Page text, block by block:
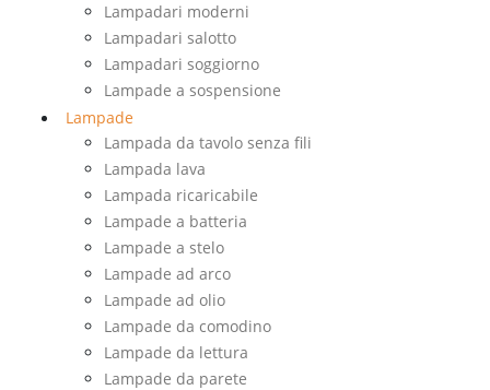
Lampadari moderni
Lampadari salotto
Lampadari soggiorno
Lampade a sospensione
Lampade
Lampada da tavolo senza fili
Lampada lava
Lampada ricaricabile
Lampade a batteria
Lampade a stelo
Lampade ad arco
Lampade ad olio
Lampade da comodino
Lampade da lettura
Lampade da parete